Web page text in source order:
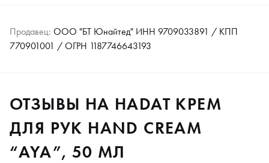
Продавец: ООО "БТ Юнайтед" ИНН 9709033891 / КПП
770901001 / ОГРН 1187746643193
ОТЗЫВЫ НА HADAT КРЕМ
ДЛЯ РУК HAND CREAM
“AYA”, 50 МЛ